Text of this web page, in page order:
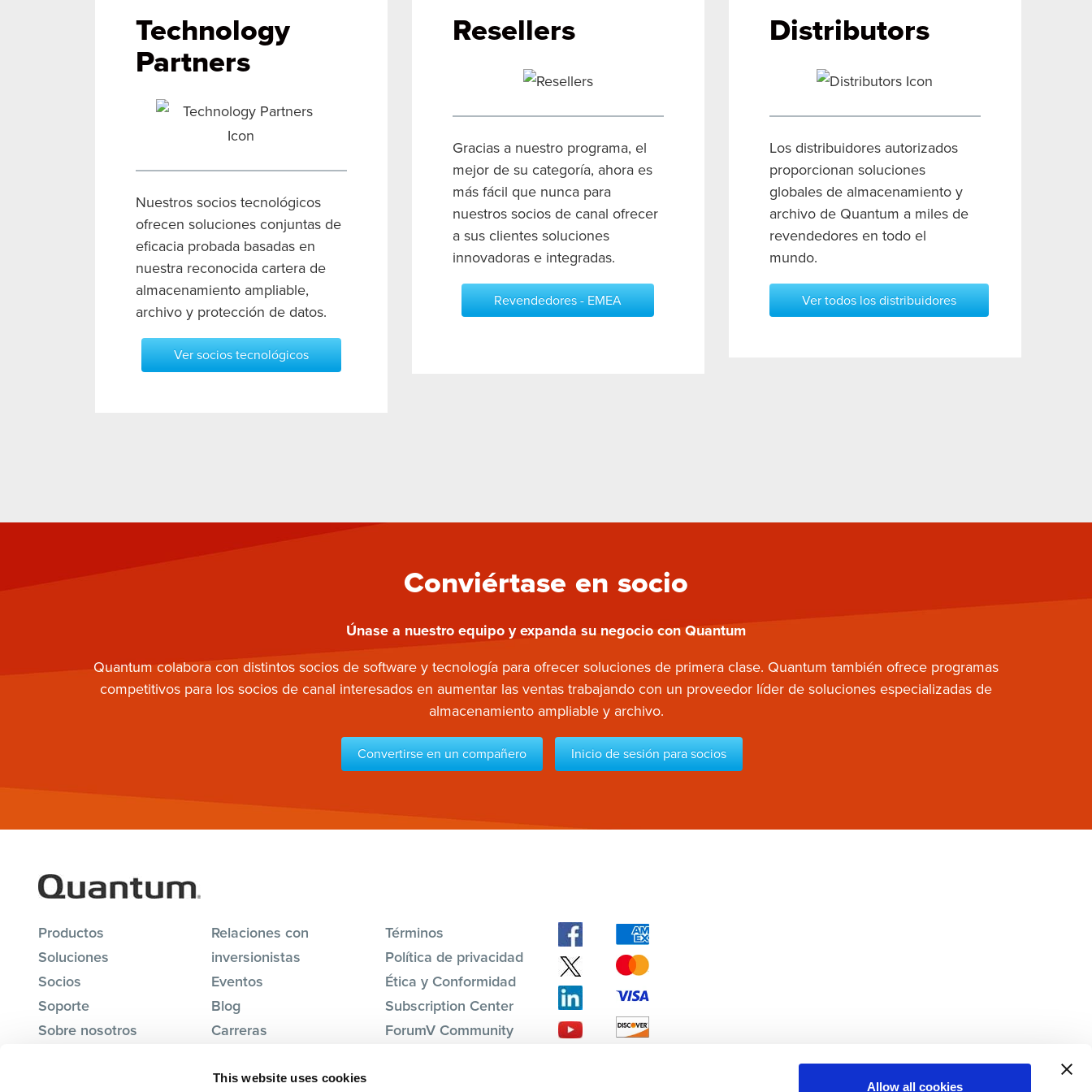
This website uses cookies
Allow all cookies
Technology
Partners
Nuestros socios tecnológicos
ofrecen soluciones conjuntas de
eficacia probada basadas en
nuestra reconocida cartera de
almacenamiento ampliable,
archivo y protección de datos.
Ver socios tecnológicos
Resellers
Gracias a nuestro programa, el
mejor de su categoría, ahora es
más fácil que nunca para
nuestros socios de canal ofrecer
a sus clientes soluciones
innovadoras e integradas.
Revendedores - EMEA
Distributors
Los distribuidores autorizados
proporcionan soluciones
globales de almacenamiento y
archivo de Quantum a miles de
revendedores en todo el
mundo.
Ver todoslos distribuidores
Conviértase en socio
Únase a nuestro equipo y expanda su negocio con Quantum
Quantum colabora con distintos socios de software y tecnología para ofrecer soluciones de primera clase. Quantum también ofrece programas
competitivos para los socios de canal interesados en aumentar las ventas trabajando con un proveedor líder de soluciones especializadas de
almacenamiento ampliable y archivo.
Convertirse en un compañero Inicio de sesión para socios
Productos
Soluciones
Socios
Soporte
Sobre nosotros
Relaciones con
inversionistas
Eventos
Blog
Carreras
Términos
Política de privacidad
Ética y Conformidad
Subscription Center
ForumV Community